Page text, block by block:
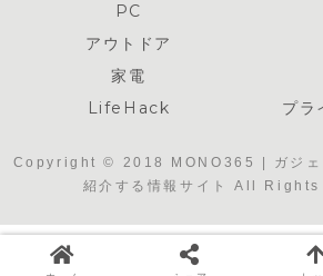
PC
アウトドア
家電
LifeHack
プラ
Copyright © 2018 MONO365 | ガジェ
紹介する情報サイト All